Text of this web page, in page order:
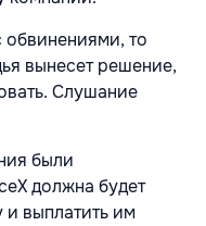
обвинениями, то
вынесет решение,
Слушание
были
должна будет
и выплатить им